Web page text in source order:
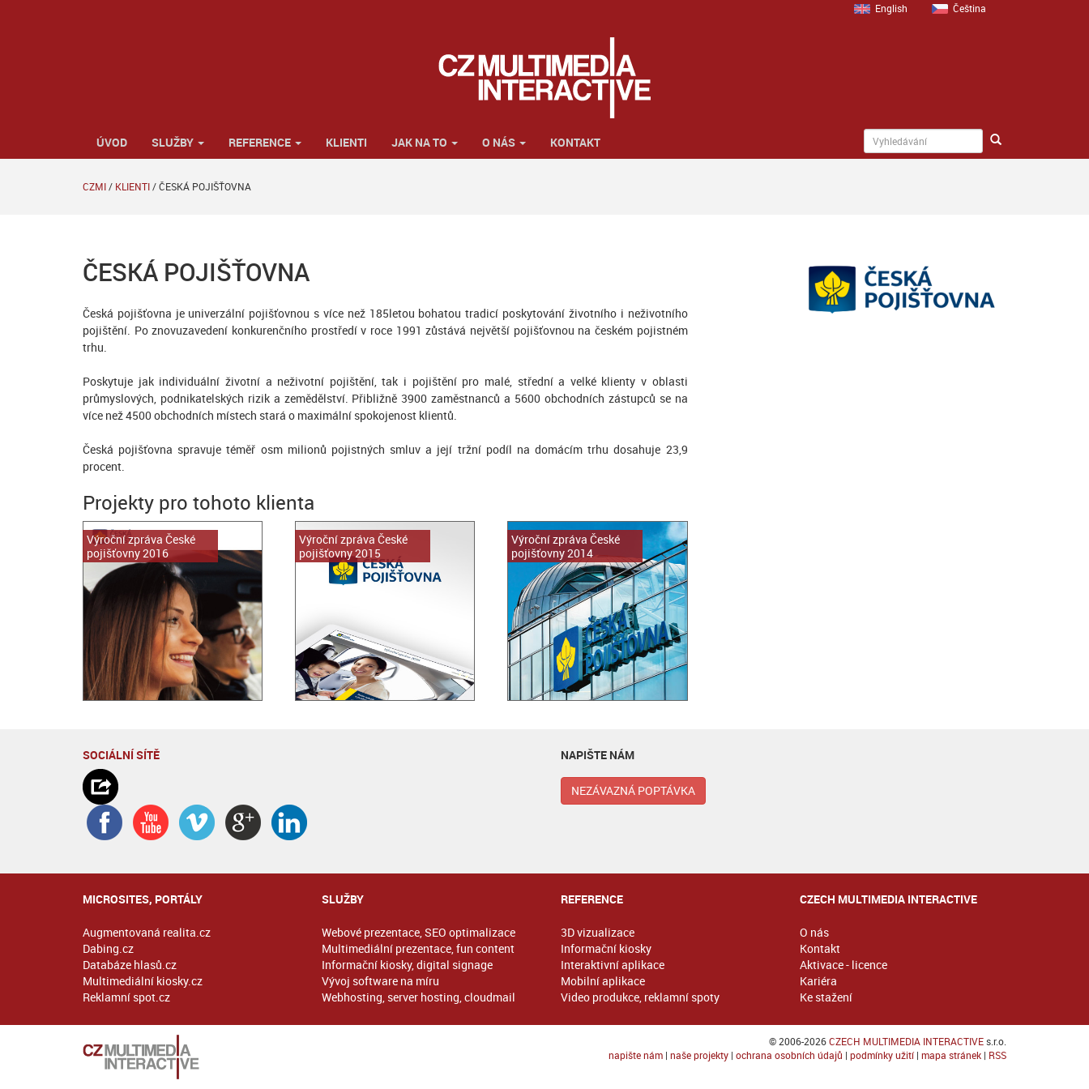
English Čeština
ÚVOD SLUŽBY REFERENCE KLIENTI JAK NA TO O NÁS KONTAKT
CZMI/ KLIENTI/ČESKÁ POJIŠŤOVNA
ČESKÁ POJIŠŤOVNA
Česká pojišťovna je univerzální pojišťovnou s více než 185letou bohatou tradicí poskytování životního i neživotního
pojištění. Po znovuzavedení konkurenčního prostředí v roce 1991 zůstává největší pojišťovnou na českém pojistném
trhu.
Poskytuje jak individuální životní a neživotní pojištění, tak i pojištění pro malé, střední a velké klienty v oblasti
průmyslových, podnikatelských rizik a zemědělství. Přibližně 3900 zaměstnanců a 5600 obchodních zástupců se na
více než 4500 obchodních místech stará o maximální spokojenost klientů.
Česká pojišťovna spravuje téměř osm milionů pojistných smluv a její tržní podíl na domácím trhu dosahuje 23,9
procent.
Projekty pro tohoto klienta
Výroční zpráva České
pojišťovny 2016
Výroční zpráva České
pojišťovny 2015
Výroční zpráva České
pojišťovny 2014
SOCIÁLNÍ SÍTĚ NAPIŠTE NÁM
NEZÁVAZNÁ POPTÁVKA
MICROSITES, PORTÁLY
Augmentovaná realita.cz
Dabing.cz
Databáze hlasů.cz
Multimediální kiosky.cz
Reklamní spot.cz
SLUŽBY
Webové prezentace, SEO optimalizace
Multimediální prezentace, fun content
Informační kiosky, digital signage
Vývoj software na míru
Webhosting, server hosting, cloudmail
REFERENCE
3D vizualizace
Informační kiosky
Interaktivní aplikace
Mobilní aplikace
Video produkce, reklamní spoty
CZECH MULTIMEDIA INTERACTIVE
O nás
Kontakt
Aktivace - licence
Kariéra
Ke stažení
© 2006-2026CZECH MULTIMEDIA INTERACTIVEs.r.o.
napište nám | naše projekty | ochrana osobních údajů | podmínky užití | mapa stránek | RSS